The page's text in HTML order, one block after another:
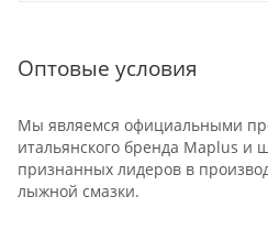
Оптовые условия
Мы являемся официальными
итальянского бренда Maplus и
признанных лидеров в
лыжной смазки.